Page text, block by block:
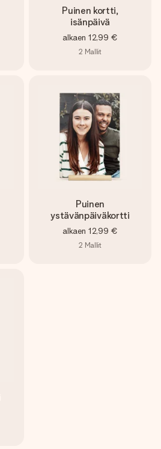
Puinen kortti,
isänpäivä
alkaen 12,99 €
2 Mallit
Puinen
ystävänpäiväkortti
alkaen 12,99 €
2 Mallit